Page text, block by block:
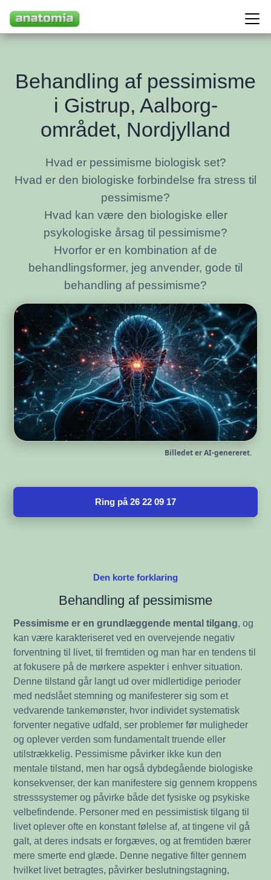
Behandling af pessimisme
i Gistrup, Aalborg-
området, Nordjylland
Hvad er pessimisme biologisk set?
Hvad er den biologiske forbindelse fra stress til
pessimisme?
Hvad kan være den biologiske eller
psykologiske årsag til pessimisme?
Hvorfor er en kombination af de
behandlingsformer, jeg anvender, gode til
behandling af pessimisme?
Billedet er AI-genereret.
Ring på 26 22 09 17
Den korte forklaring
Behandling af pessimisme
Pessimisme er en grundlæggende mental tilgang, og
kan være karakteriseret ved en overvejende negativ
forventning til livet, til fremtiden og man har en tendens til
at fokusere på de mørkere aspekter i enhver situation.
Denne tilstand går langt ud over midlertidige perioder
med nedslået stemning og manifesterer sig som et
vedvarende tankemønster, hvor individet systematisk
forventer negative udfald, ser problemer før muligheder
og oplever verden som fundamentalt truende eller
utilstrækkelig. Pessimisme påvirker ikke kun den
mentale tilstand, men har også dybdegående biologiske
konsekvenser, der kan manifestere sig gennem kroppens
stresssystemer og påvirke både det fysiske og psykiske
velbefindende. Personer med en pessimistisk tilgang til
livet oplever ofte en konstant følelse af, at tingene vil gå
galt, at deres indsats er forgæves, og at fremtiden bærer
mere smerte end glæde. Denne negative filter gennem
hvilket livet betragtes, påvirker beslutningstagning,